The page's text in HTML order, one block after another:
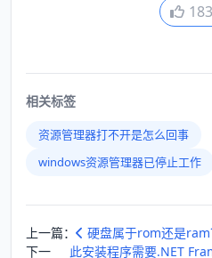
相关标签
资源管理器打不开是怎么回事
windows资源管理器已停止工作
上一篇：
硬盘属于rom还是
下一
此安装程序需要.NET